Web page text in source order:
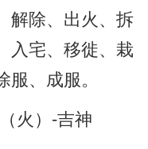
解除、出火、拆
入宅、移徙、栽
、成服。
火）-吉神